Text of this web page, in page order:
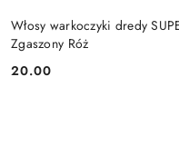
Włosy warkoczyki dredy
Zgaszony Róż
Cena:
20.00